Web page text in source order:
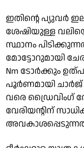
ഇതിന്റെ പ്യുവര്‍
ശേഷിയുള്ള
സ്ഥാനം
മോട്ടോറുമായി
Nm ടോര്‍ക്കും
പൂര്‍ണമായി ചാര്‍ജ്
വരെ ഡ്രൈവിംഗ്
വേരിയന്റിന്